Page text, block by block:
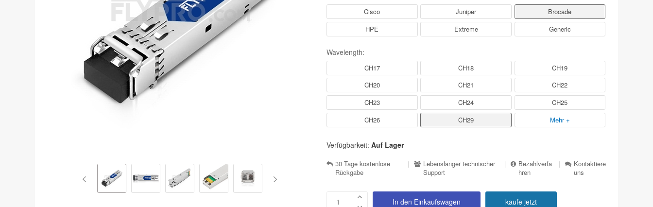
Cisco Juniper
Brocade
HPE
Extreme Generic
Wavelength:
CH17 CH18
CH19
CH20
CH21
CH22
CH23
CH24
CH25
CH26
CH29 Mehr +
Verfügbarkeit: Auf Lager
30 Tage kostenlose
Rückgabe
|
Lebenslanger technischer
Support
|
Bezahlverfa
hren
|
Kontaktiere
uns
In den Einkaufswagen kaufe jetzt